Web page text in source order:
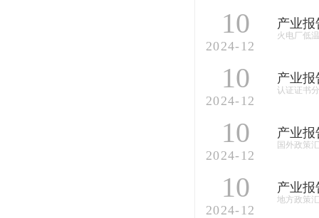
10
2024-12
产业报
火电厂低
10
2024-12
产业报
认证证书
10
2024-12
产业报
国外政策
10
2024-12
产业报
地方政策